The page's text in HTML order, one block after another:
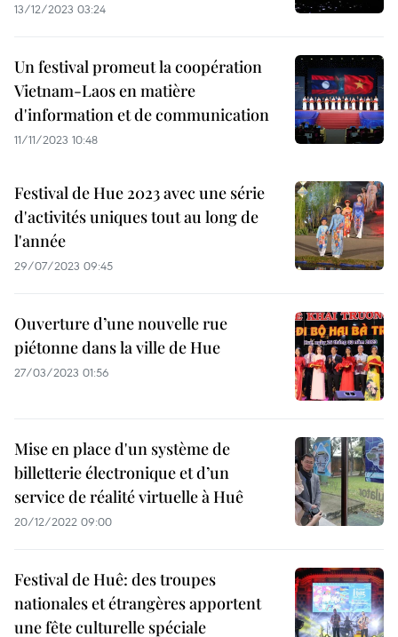
13/12/2023 03:24
Un festival promeut la coopération
Vietnam-Laos en matière
d'information et de communication
11/11/2023 10:48
Festival de Hue 2023 avec une série
d'activités uniques tout au long de
l'année
29/07/2023 09:45
Ouverture d’une nouvelle rue
piétonne dans la ville de Hue
27/03/2023 01:56
Mise en place d'un système de
billetterie électronique et d’un
service de réalité virtuelle à Huê
20/12/2022 09:00
Festival de Huê: des troupes
nationales et étrangères apportent
une fête culturelle spéciale